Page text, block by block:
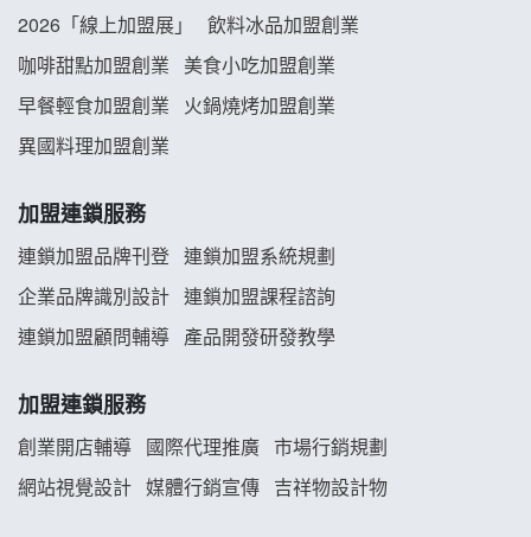
2026「線上加盟展」
飲料冰品加盟創業
咖啡甜點加盟創業
美食小吃加盟創業
早餐輕食加盟創業
火鍋燒烤加盟創業
異國料理加盟創業
加盟連鎖服務
連鎖加盟品牌刊登 連鎖加盟系統規劃
企業品牌識別設計 連鎖加盟課程諮詢
連鎖加盟顧問輔導 產品開發研發教學
加盟連鎖服務
創業開店輔導 國際代理推廣 市場行銷規劃
網站視覺設計 媒體行銷宣傳 吉祥物設計物